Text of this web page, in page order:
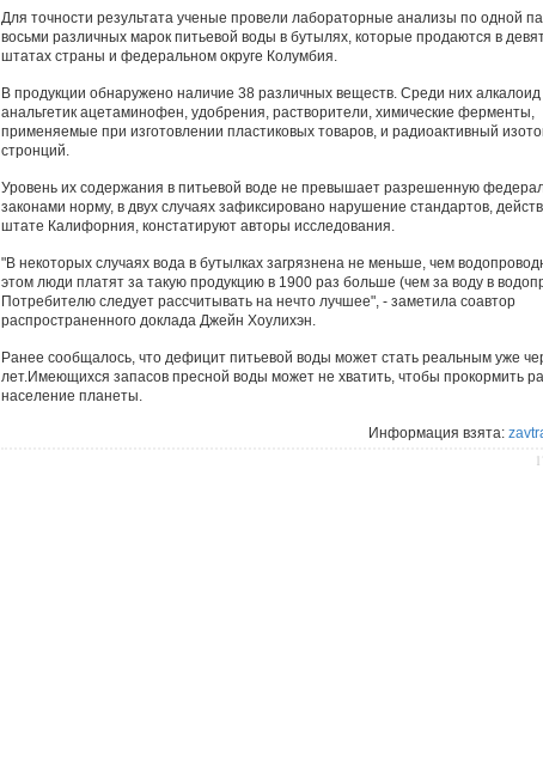
Для точности результата ученые провели лабораторные анализы по одной
восьми различных марок питьевой воды в бутылях, которые продаются в
штатах страны и федеральном округе Колумбия.
В продукции обнаружено наличие 38 различных веществ. Среди них
анальгетик ацетаминофен, удобрения, растворители, химические ферменты,
применяемые при изготовлении пластиковых товаров, и радиоактивный
стронций.
Уровень их содержания в питьевой воде не превышает разрешенную
законами норму, в двух случаях зафиксировано нарушение стандартов,
штате Калифорния, констатируют авторы исследования.
"В некоторых случаях вода в бутылках загрязнена не меньше, чем
этом люди платят за такую продукцию в 1900 раз больше (чем за воду в
Потребителю следует рассчитывать на нечто лучшее", - заметила соавтор
распространенного доклада Джейн Хоулихэн.
Ранее сообщалось, что дефицит питьевой воды может стать реальным уже
лет.Имеющихся запасов пресной воды может не хватить, чтобы прокормить
население планеты.
Информация взята: